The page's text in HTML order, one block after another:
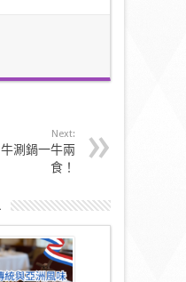
Next:
涮鍋一牛兩
食！